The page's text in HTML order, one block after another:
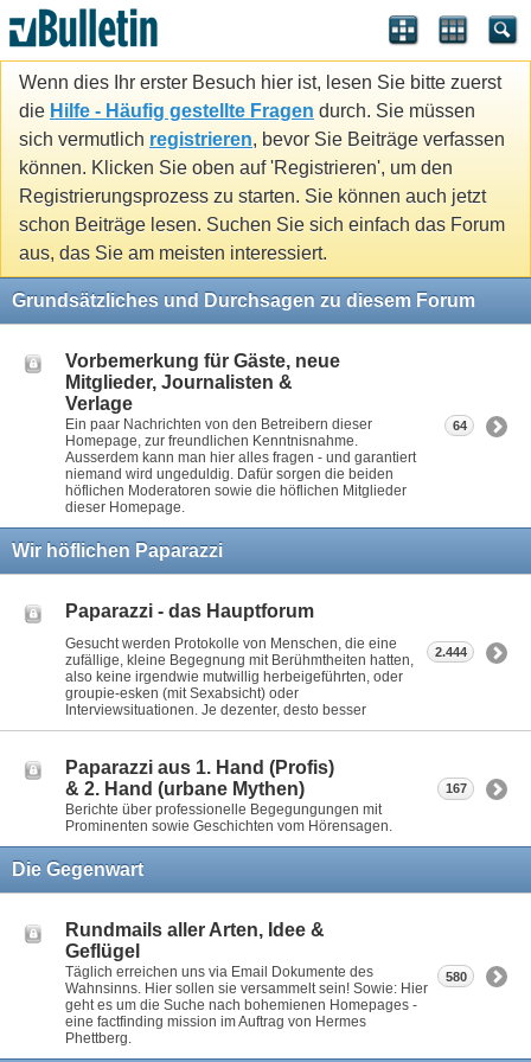
Wenn dies Ihr erster Besuch hier ist, lesen Sie bitte zuerst
die Hilfe - Häufig gestellte Fragen durch. Sie müssen
sich vermutlich registrieren, bevor Sie Beiträge verfassen
können. Klicken Sie oben auf 'Registrieren', um den
Registrierungsprozess zu starten. Sie können auch jetzt
schon Beiträge lesen. Suchen Sie sich einfach das Forum
aus, das Sie am meisten interessiert.
Grundsätzliches und Durchsagen zu diesem Forum
Vorbemerkung für Gäste, neue
Mitglieder, Journalisten &
Verlage
Ein paar Nachrichten von den Betreibern dieser
Homepage, zur freundlichen Kenntnisnahme.
Ausserdem kann man hier alles fragen - und garantiert
niemand wird ungeduldig. Dafür sorgen die beiden
höflichen Moderatoren sowie die höflichen Mitglieder
dieser Homepage.
64
Wir höflichen Paparazzi
Paparazzi - das Hauptforum
Gesucht werden Protokolle von Menschen, die eine
zufällige, kleine Begegnung mit Berühmtheiten hatten,
also keine irgendwie mutwillig herbeigeführten, oder
groupie-esken (mit Sexabsicht) oder
Interviewsituationen. Je dezenter, desto besser
2.444
Paparazzi aus 1. Hand (Profis)
& 2. Hand (urbane Mythen)
Berichte über professionelle Begegungungen mit
Prominenten sowie Geschichten vom Hörensagen.
167
Die Gegenwart
Rundmails aller Arten, Idee &
Geflügel
Täglich erreichen uns via Email Dokumente des
Wahnsinns. Hier sollen sie versammelt sein! Sowie: Hier
geht es um die Suche nach bohemienen Homepages -
eine factfinding mission im Auftrag von Hermes
Phettberg.
580